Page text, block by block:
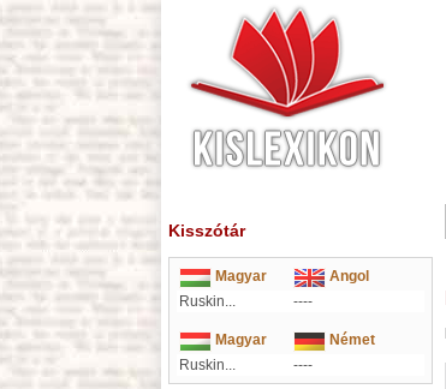
Kisszótár
Magyar
Angol
Ruskin...
----
Magyar
Német
Ruskin...
----